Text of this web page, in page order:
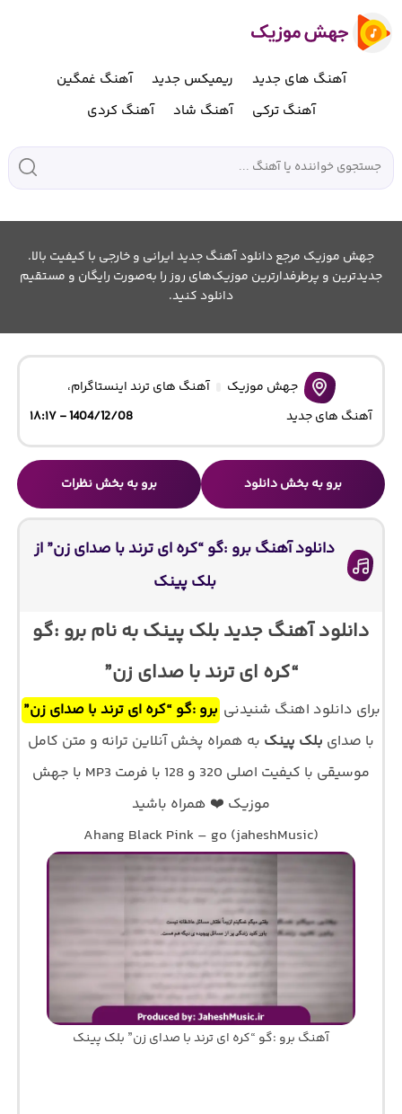
آهنگ های جدید ریمیکس جدید
آهنگ غمگین
آهنگ ترکی
آهنگ شاد آهنگ کردی
جهش موزیک مرجع دانلود آهنگ جدید ایرانی و خارجی با کیفیت بالا.
جدیدترین و پرطرفدارترین موزیک‌های روز را به‌صورت رایگان و مستقیم
دانلود کنید.
جهش موزیک آهنگ های ترند اینستاگرام،
آهنگ های جدید
1404/12/08 - ۱۸:۱۷
برو به بخش دانلود برو به بخش نظرات
دانلود آهنگ برو :گو “کره ای ترند با صدای زن” از
بلک پینک
دانلود آهنگ جدید بلک پینک به نام برو :گو
“کره ای ترند با صدای زن”
برای دانلود اهنگ شنیدنی برو :گو “کره ای ترند با صدای زن”
با صدای بلک پینک به همراه پخش آنلاین ترانه و متن کامل
موسیقی با کیفیت اصلی 320 و 128 با فرمت MP3 با جهش
موزیک ❤️ همراه باشید
Ahang Black Pink – go (jaheshMusic)
آهنگ برو :گو “کره ای ترند با صدای زن” بلک پینک